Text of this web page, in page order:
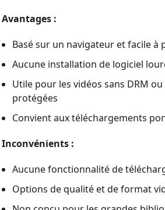
Avantages :
Basé sur un navigateur et facile à
Aucune installation de logiciel
Utile pour les vidéos sans DRM
protégées
Convient aux téléchargements
Inconvénients :
Aucune fonctionnalité de
Options de qualité et de format